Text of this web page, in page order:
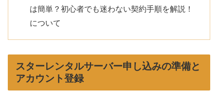
は簡単？初心者でも迷わない契約手順を解説！
について
スターレンタルサーバー申し込みの準備と
アカウント登録